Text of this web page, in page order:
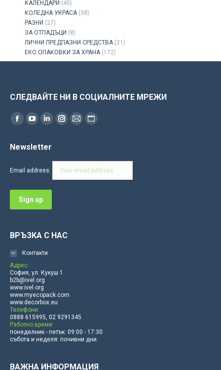
КАЛЕНДАРИ (45)
КОЛЕДНА УКРАСА (38)
РАЗНИ (27)
ЗА ОТПАДЪЦИ (8)
ЛИЧНИ ПРЕДПАЗНИ СРЕДСТВА (21)
ЕКО ОПАКОВКИ ЗА ХРАНА (172)
СЛЕДВАЙТЕ НИ В СОЦИАЛНИТЕ МРЕЖИ
Find us on:
Facebook
opens
window
YouTube
opens
window
Linkedin
opens
window
Instagram
in
Mail
in
Website
in
Newsletter
Email address:
ВРЪЗКА С НАС
Контакти
Адрес:
София, ул. Кукуш 1
b2b@ivel.org
www.ivel.org
www.myecopack.com
www.decorbox.eu
Телефони:
0888 615995, 02 9291345
Работно време:
понеделник - петък: 09:00 - 17:30
събота и неделя: почивни дни
ВАЖНА ИНФОРМАЦИЯ